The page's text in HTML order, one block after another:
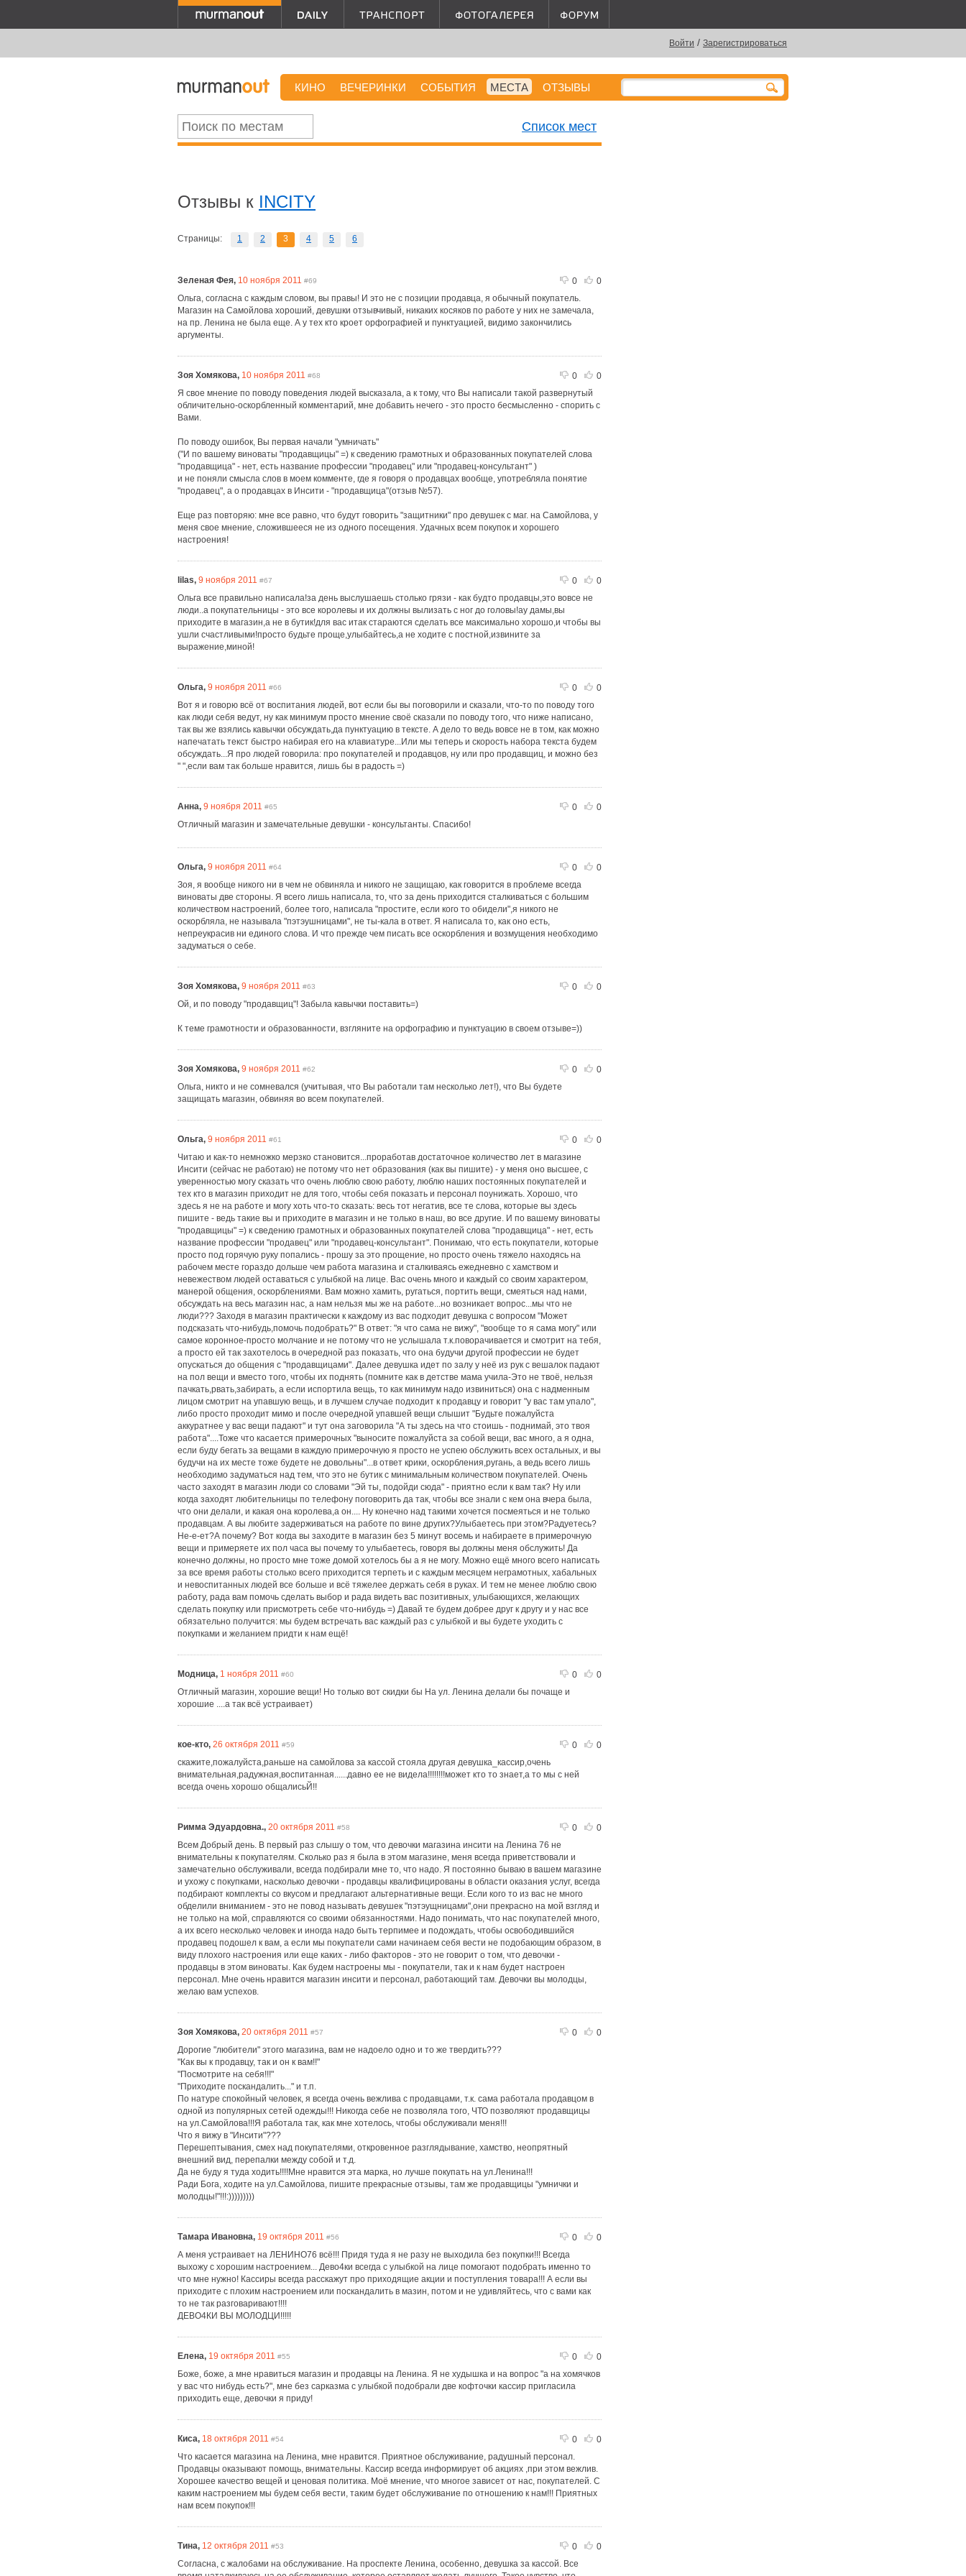
Войти / Зарегистрироваться
КИНО ВЕЧЕРИНКИ СОБЫТИЯ МЕСТА ОТЗЫВЫ
Список мест
Отзывы к INCITY
Страницы: 1 2 3 4 5 6
0 0
Зеленая Фея, 10 ноября 2011 #69
Ольга, согласна с каждым словом, вы правы! И это не с позиции продавца, я обычный покупатель.
Магазин на Самойлова хороший, девушки отзывчивый, никаких косяков по работе у них не замечала,
на пр. Ленина не была еще. А у тех кто кроет орфографией и пунктуацией, видимо закончились
аргументы.
0 0
Зоя Хомякова, 10 ноября 2011 #68
Я свое мнение по поводу поведения людей высказала, а к тому, что Вы написали такой развернутый
обличительно-оскорбленный комментарий, мне добавить нечего - это просто бесмысленно - спорить с
Вами.
По поводу ошибок, Вы первая начали "умничать"
("И по вашему виноваты "продавщицы" =) к сведению грамотных и образованных покупателей слова
"продавщица" - нет, есть название профессии "продавец" или "продавец-консультант" )
и не поняли смысла слов в моем комменте, где я говоря о продавцах вообще, употребляла понятие
"продавец", а о продавцах в Инсити - "продавщица"(отзыв №57).
Еще раз повторяю: мне все равно, что будут говорить "защитники" про девушек с маг. на Самойлова, у
меня свое мнение, сложившееся не из одного посещения. Удачных всем покупок и хорошего
настроения!
0 0
lilas, 9 ноября 2011 #67
Ольга все правильно написала!за день выслушаешь столько грязи - как будто продавцы,это вовсе не
люди..а покупательницы - это все королевы и их должны вылизать с ног до головы!ау дамы,вы
приходите в магазин,а не в бутик!для вас итак стараются сделать все максимально хорошо,и чтобы вы
ушли счастливыми!просто будьте проще,улыбайтесь,а не ходите с постной,извините за
выражение,миной!
0 0
Ольга, 9 ноября 2011 #66
Вот я и говорю всё от воспитания людей, вот если бы вы поговорили и сказали, что-то по поводу того
как люди себя ведут, ну как минимум просто мнение своё сказали по поводу того, что ниже написано,
так вы же взялись кавычки обсуждать,да пунктуацию в тексте. А дело то ведь вовсе не в том, как можно
напечатать текст быстро набирая его на клавиатуре...Или мы теперь и скорость набора текста будем
обсуждать...Я про людей говорила: про покупателей и продавцов, ну или про продавщиц, и можно без
" ",если вам так больше нравится, лишь бы в радость =)
0 0
Анна, 9 ноября 2011 #65
Отличный магазин и замечательные девушки - консультанты. Спасибо!
0 0
Ольга, 9 ноября 2011 #64
Зоя, я вообще никого ни в чем не обвиняла и никого не защищаю, как говорится в проблеме всегда
виноваты две стороны. Я всего лишь написала, то, что за день приходится сталкиваться с большим
количеством настроений, более того, написала "простите, если кого то обидели",я никого не
оскорбляла, не называла "пэтэушницами", не ты-кала в ответ. Я написала то, как оно есть,
непреукрасив ни единого слова. И что прежде чем писать все оскорбления и возмущения необходимо
задуматься о себе.
0 0
Зоя Хомякова, 9 ноября 2011 #63
Ой, и по поводу "продавщиц"! Забыла кавычки поставить=)
К теме грамотности и образованности, взгляните на орфографию и пунктуацию в своем отзыве=))
0 0
Зоя Хомякова, 9 ноября 2011 #62
Ольга, никто и не сомневался (учитывая, что Вы работали там несколько лет!), что Вы будете
защищать магазин, обвиняя во всем покупателей.
0 0
Ольга, 9 ноября 2011 #61
Читаю и как-то немножко мерзко становится...проработав достаточное количество лет в магазине
Инсити (сейчас не работаю) не потому что нет образования (как вы пишите) - у меня оно высшее, с
уверенностью могу сказать что очень люблю свою работу, люблю наших постоянных покупателей и
тех кто в магазин приходит не для того, чтобы себя показать и персонал поунижать. Хорошо, что
здесь я не на работе и могу хоть что-то сказать: весь тот негатив, все те слова, которые вы здесь
пишите - ведь такие вы и приходите в магазин и не только в наш, во все другие. И по вашему виноваты
"продавщицы" =) к сведению грамотных и образованных покупателей слова "продавщица" - нет, есть
название профессии "продавец" или "продавец-консультант". Понимаю, что есть покупатели, которые
просто под горячую руку попались - прошу за это прощение, но просто очень тяжело находясь на
рабочем месте гораздо дольше чем работа магазина и сталкиваясь ежедневно с хамством и
невежеством людей оставаться с улыбкой на лице. Вас очень много и каждый со своим характером,
манерой общения, оскорблениями. Вам можно хамить, ругаться, портить вещи, смеяться над нами,
обсуждать на весь магазин нас, а нам нельзя мы же на работе...но возникает вопрос...мы что не
люди??? Заходя в магазин практически к каждому из вас подходит девушка с вопросом "Может
подсказать что-нибудь,помочь подобрать?" В ответ: "я что сама не вижу", "вообще то я сама могу" или
самое коронное-просто молчание и не потому что не услышала т.к.поворачивается и смотрит на тебя,
а просто ей так захотелось в очередной раз показать, что она будучи другой профессии не будет
опускаться до общения с "продавщицами". Далее девушка идет по залу у неё из рук с вешалок падают
на пол вещи и вместо того, чтобы их поднять (помните как в детстве мама учила-Это не твоё, нельзя
пачкать,рвать,забирать, а если испортила вещь, то как минимум надо извиниться) она с надменным
лицом смотрит на упавшую вещь, и в лучшем случае подходит к продавцу и говорит "у вас там упало",
либо просто проходит мимо и после очередной упавшей вещи слышит "Будьте пожалуйста
аккуратнее у вас вещи падают" и тут она заговорила "А ты здесь на что стоишь - поднимай, это твоя
работа"....Тоже что касается примерочных "выносите пожалуйста за собой вещи, вас много, а я одна,
если буду бегать за вещами в каждую примерочную я просто не успею обслужить всех остальных, и вы
будучи на их месте тоже будете не довольны"...в ответ крики, оскорбления,ругань, а ведь всего лишь
необходимо задуматься над тем, что это не бутик с минимальным количеством покупателей. Очень
часто заходят в магазин люди со словами "Эй ты, подойди сюда" - приятно если к вам так? Ну или
когда заходят любительницы по телефону поговорить да так, чтобы все знали с кем она вчера была,
что они делали, и какая она королева,а он.... Ну конечно над такими хочется посмеяться и не только
продавцам. А вы любите задерживаться на работе по вине других?Улыбаетесь при этом?Радуетесь?
Не-е-ет?А почему? Вот когда вы заходите в магазин без 5 минут восемь и набираете в примерочную
вещи и примеряете их пол часа вы почему то улыбаетесь, говоря вы должны меня обслужить! Да
конечно должны, но просто мне тоже домой хотелось бы а я не могу. Можно ещё много всего написать
за все время работы столько всего приходится терпеть и с каждым месяцем неграмотных, хабальных
и невоспитанных людей все больше и всё тяжелее держать себя в руках. И тем не менее люблю свою
работу, рада вам помочь сделать выбор и рада видеть вас позитивных, улыбающихся, желающих
сделать покупку или присмотреть себе что-нибудь =) Давай те будем добрее друг к другу и у нас все
обязательно получится: мы будем встречать вас каждый раз с улыбкой и вы будете уходить с
покупками и желанием придти к нам ещё!
0 0
Модница, 1 ноября 2011 #60
Отличный магазин, хорошие вещи! Но только вот скидки бы На ул. Ленина делали бы почаще и
хорошие ....а так всё устраивает)
0 0
кое-кто, 26 октября 2011 #59
скажите,пожалуйста,раньше на самойлова за кассой стояла другая девушка_кассир,очень
внимательная,радужная,воспитанная......давно ее не видела!!!!!!!!может кто то знает,а то мы с ней
всегда очень хорошо общалисьЙ!!
0 0
Римма Эдуардовна., 20 октября 2011 #58
Всем Добрый день. В первый раз слышу о том, что девочки магазина инсити на Ленина 76 не
внимательны к покупателям. Сколько раз я была в этом магазине, меня всегда приветствовали и
замечательно обслуживали, всегда подбирали мне то, что надо. Я постоянно бываю в вашем магазине
и ухожу с покупками, насколько девочки - продавцы квалифицированы в области оказания услуг, всегда
подбирают комплекты со вкусом и предлагают альтернативные вещи. Если кого то из вас не много
обделили вниманием - это не повод называть девушек "пэтэущницами",они прекрасно на мой взгляд и
не только на мой, справляются со своими обязанностями. Надо понимать, что нас покупателей много,
а их всего несколько человек и иногда надо быть терпимее и подождать, чтобы освободившийся
продавец подошел к вам, а если мы покупатели сами начинаем себя вести не подобающим образом, в
виду плохого настроения или еще каких - либо факторов - это не говорит о том, что девочки -
продавцы в этом виноваты. Как будем настроены мы - покупатели, так и к нам будет настроен
персонал. Мне очень нравится магазин инсити и персонал, работающий там. Девочки вы молодцы,
желаю вам успехов.
0 0
Зоя Хомякова, 20 октября 2011 #57
Дорогие "любители" этого магазина, вам не надоело одно и то же твердить???
"Как вы к продавцу, так и он к вам!!"
"Посмотрите на себя!!!"
"Приходите поскандалить..." и т.п.
По натуре спокойный человек, я всегда очень вежлива с продавцами, т.к. сама работала продавцом в
одной из популярных сетей одежды!!! Никогда себе не позволяла того, ЧТО позволяют продавщицы
на ул.Самойлова!!!Я работала так, как мне хотелось, чтобы обслуживали меня!!!
Что я вижу в "Инсити"???
Перешептывания, смех над покупателями, откровенное разглядывание, хамство, неопрятный
внешний вид, перепалки между собой и т.д.
Да не буду я туда ходить!!!!Мне нравится эта марка, но лучше покупать на ул.Ленина!!!
Ради Бога, ходите на ул.Самойлова, пишите прекрасные отзывы, там же продавщицы "умнички и
молодцы!"!!!:)))))))))
0 0
Тамара Ивановна, 19 октября 2011 #56
А меня устраивает на ЛЕНИНО76 всё!!! Придя туда я не разу не выходила без покупки!!! Всегда
выхожу с хорошим настроением... Дево4ки всегда с улыбкой на лице помогают подобрать именно то
что мне нужно! Кассиры всегда расскажут про приходящие акции и поступления товара!!! А если вы
приходите с плохим настроением или поскандалить в мазин, потом и не удивляйтесь, что с вами как
то не так разговаривают!!!!
ДЕВО4КИ ВЫ МОЛОДЦИ!!!!!
0 0
Елена, 19 октября 2011 #55
Боже, боже, а мне нравиться магазин и продавцы на Ленина. Я не худышка и на вопрос "а на хомячков
у вас что нибудь есть?", мне без сарказма с улыбкой подобрали две кофточки кассир пригласила
приходить еще, девочки я приду!
0 0
Киса, 18 октября 2011 #54
Что касается магазина на Ленина, мне нравится. Приятное обслуживание, радушный персонал.
Продавцы оказывают помощь, внимательны. Кассир всегда информирует об акциях ,при этом вежлив.
Хорошее качество вещей и ценовая политика. Моё мнение, что многое зависет от нас, покупателей. С
каким настроением мы будем себя вести, таким будет обслуживание по отношению к нам!!! Приятных
нам всем покупок!!!
0 0
Тина, 12 октября 2011 #53
Согласна, с жалобами на обслуживание. На проспекте Ленина, особенно, девушка за кассой. Все